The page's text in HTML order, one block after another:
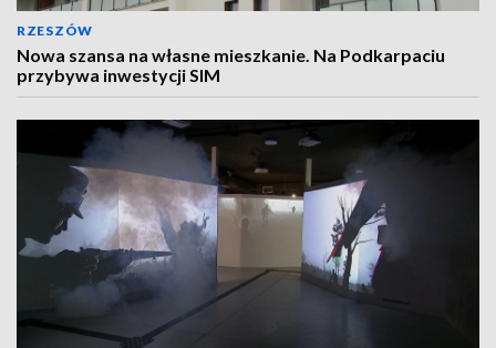
RZESZÓW
Nowa szansa na własne mieszkanie. Na Podkarpaciu
przybywa inwestycji SIM